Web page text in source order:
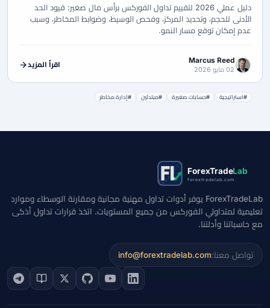
دليل عملي 2026 لتقييم تداول الفوركس برأس مال صغير: قيود الحد
الأدنى للحجم، وتحديد المركز، وفحص الوسيط، وضوابط المخاطر، وسبب
عدم إمكان توقع مسار النمو.
Marcus Reed
02 مايو 2026
اقرأ المزيد
#استراتيجية #حسابات صغيرة #مبتدئين #إدارة مخاطر
ForexTradeLab
forextradelab.com
ForexTradeLab يوفر أدوات تداول مهنية مجانية ومقارنة الوسطاء وموارد
تعليمية لمتداولي الفوركس من جميع المستويات. اتخذ قرارات تداول أذكى
مع حاسباتنا وأدلتنا.
تواصل معنا:info@forextradelab.com